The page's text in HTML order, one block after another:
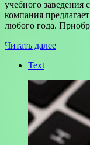
учебного заведения
компания
любого года.
Читать далее
Text